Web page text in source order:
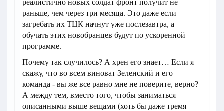
реалистично новых солдат фронт получит не
раньше, чем через три месяца. Это даже если
загребать их ТЦК начнут уже послезавтра, а
обучать этих новобранцев будут по ускоренной
программе.
Почему так случилось? А хрен его знает… Если я
скажу, что во всем виноват Зеленский и его
команда - вы же все равно мне не поверите, верно?
А между тем, вместо того, чтобы заниматься
описанными выше вещами (хоть бы даже тремя